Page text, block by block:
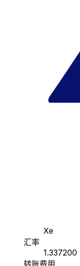
Xe
汇率
1.337200